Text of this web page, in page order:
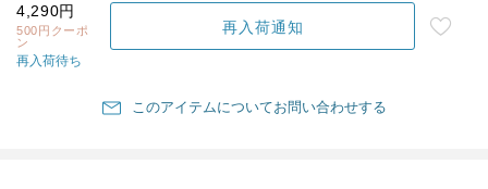
4,290円
500円クーポ
ン
再入荷待ち
再入荷通知
このアイテムについてお問い合わせする